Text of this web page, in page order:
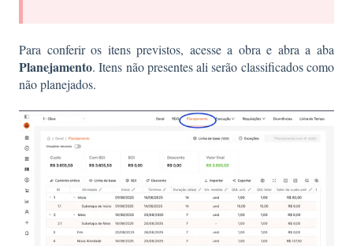
Para conferir os itens previstos, acesse a obra e abra a aba
Planejamento. Itens não presentes ali serão classificados como
não planejados.